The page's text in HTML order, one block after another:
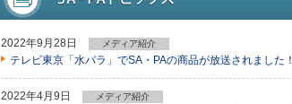
2022年9月28日 メディア紹介
テレビ東京「水バラ」でSA・PAの商品が放送されました！
2022年4月9日 メディア紹介